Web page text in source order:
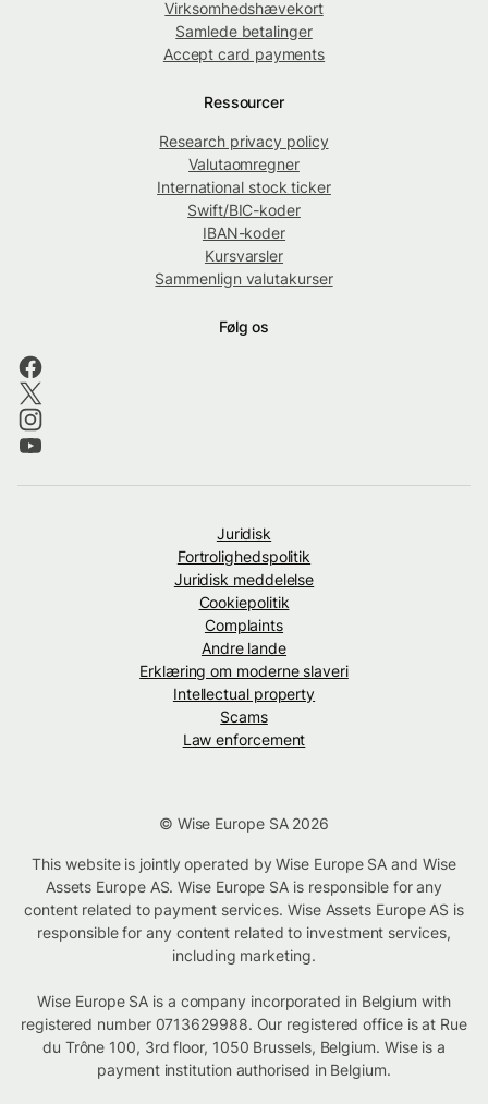
Virksomhedshævekort
Samlede betalinger
Accept card payments
Ressourcer
Research privacy policy
Valutaomregner
International stock ticker
Swift/BIC-koder
IBAN-koder
Kursvarsler
Sammenlign valutakurser
Følg os
Juridisk
Fortrolighedspolitik
Juridisk meddelelse
Cookiepolitik
Complaints
Andre lande
Erklæring om moderne slaveri
Intellectual property
Scams
Law enforcement
© Wise Europe SA 2026
This website is jointly operated by Wise Europe SA and Wise
Assets Europe AS. Wise Europe SA is responsible for any
content related to payment services. Wise Assets Europe AS is
responsible for any content related to investment services,
including marketing.
Wise Europe SA is a company incorporated in Belgium with
registered number 0713629988. Our registered office is at Rue
du Trône 100, 3rd floor, 1050 Brussels, Belgium. Wise is a
payment institution authorised in Belgium.